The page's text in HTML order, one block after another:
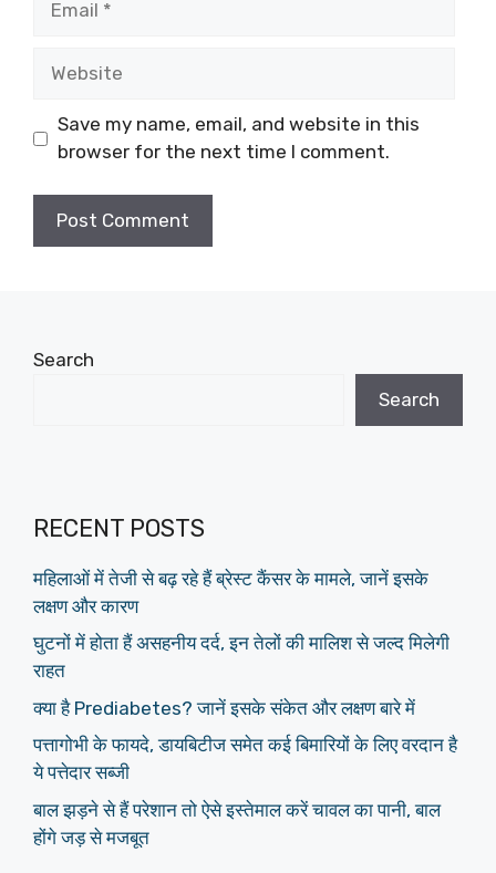
Save my name, email, and website in this
browser for the next time I comment.
Search
Search
RECENT POSTS
महिलाओं में तेजी से बढ़ रहे हैं ब्रेस्ट कैंसर के मामले, जानें इसके
लक्षण और कारण
घुटनों में होता हैं असहनीय दर्द, इन तेलों की मालिश से जल्द मिलेगी
राहत
क्या है Prediabetes? जानें इसके संकेत और लक्षण बारे में
पत्तागोभी के फायदे, डायबिटीज समेत कई बिमारियों के लिए वरदान है
ये पत्तेदार सब्जी
बाल झड़ने से हैं परेशान तो ऐसे इस्तेमाल करें चावल का पानी, बाल
होंगे जड़ से मजबूत